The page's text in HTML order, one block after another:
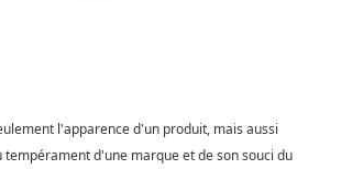
l'apparence d'un produit, mais aussi
tempérament d'une marque et de son souci du